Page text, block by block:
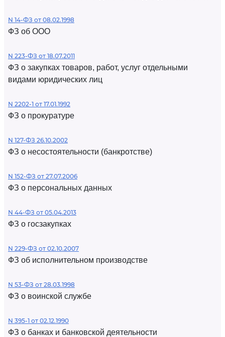
N 14-ФЗ от 08.02.1998
ФЗ об ООО
N 223-ФЗ от 18.07.2011
ФЗ о закупках товаров, работ, услуг отдельными
видами юридических лиц
N 2202-1 от 17.01.1992
ФЗ о прокуратуре
N 127-ФЗ 26.10.2002
ФЗ о несостоятельности (банкротстве)
N 152-ФЗ от 27.07.2006
ФЗ о персональных данных
N 44-ФЗ от 05.04.2013
ФЗ о госзакупках
N 229-ФЗ от 02.10.2007
ФЗ об исполнительном производстве
N 53-ФЗ от 28.03.1998
ФЗ о воинской службе
N 395-1 от 02.12.1990
ФЗ о банках и банковской деятельности